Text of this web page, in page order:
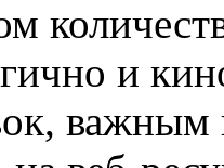
и
важным